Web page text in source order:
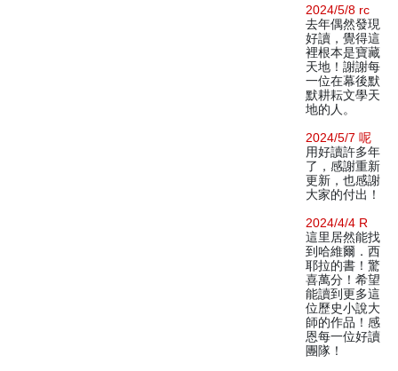
2024/5/8 rc
去年偶然發現
好讀，覺得這
裡根本是寶藏
天地！謝謝每
一位在幕後默
默耕耘文學天
地的人。
2024/5/7 呢
用好讀許多年
了，感謝重新
更新，也感謝
大家的付出！
2024/4/4 R
這里居然能找
到哈維爾．西
耶拉的書！驚
喜萬分！希望
能讀到更多這
位歷史小說大
師的作品！感
恩每一位好讀
團隊！